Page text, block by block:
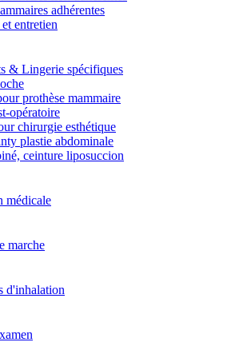
adhérentes
entretien
& Lingerie spécifiques
prothèse mammaire
opératoire
chirurgie esthétique
plastie abdominale
ceinture liposuccion
médicale
marche
d'inhalation